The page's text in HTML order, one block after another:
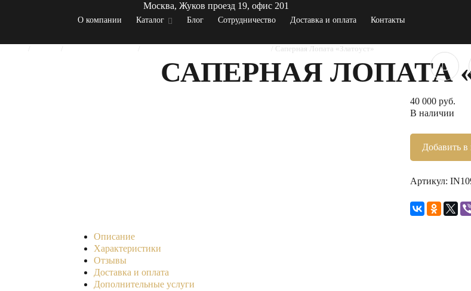
Москва, Жуков проезд 19, офис 201
О компании Каталог Блог Сотрудничество Доставка и оплата Контакты
Саперная Лопата «Златоуст»
САПЕРНАЯ ЛОПАТА
40 000 руб.
В наличии
Добавить в
Артикул:
Описание
Характеристики
Отзывы
Доставка и оплата
Дополнительные услуги